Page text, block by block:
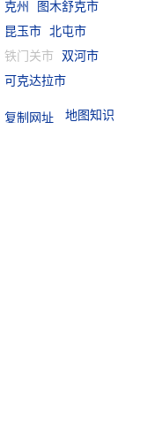
克州
图木舒克市
昆玉市 北屯市
铁门关市 双河市
可克达拉市
地图知识